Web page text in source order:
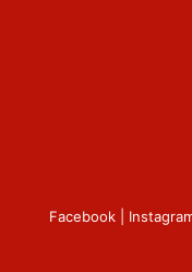
Facebook |